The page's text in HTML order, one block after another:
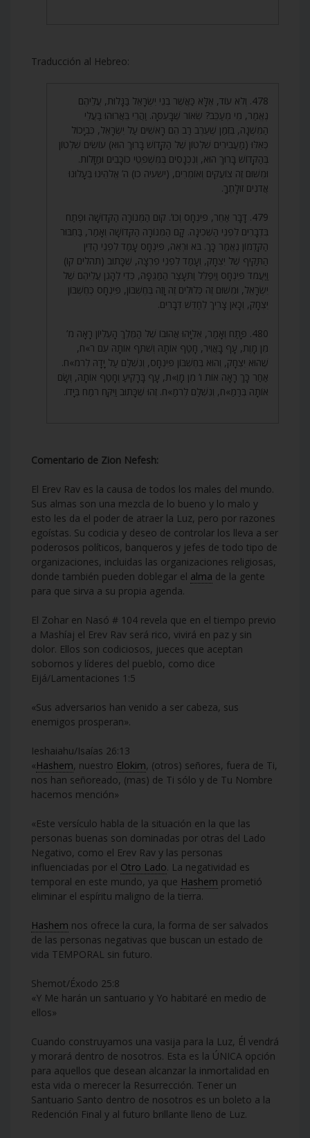
Traducción al Hebreo:
478. וְלֹא עוֹד, אֶלָּא כַּאֲשֶׁר בְּנֵי יִשְׂרָאֵל בַּגָּלוּת, עֲלֵיהֶם
נֶאֱמַר, מִי מְעַכֵּב? שְׂאוֹר שֶׁבָּעִסָּה. וַהֲרֵי בֵּאֲרוּהוּ בַּעֲלֵי
הַמִּשְׁנָה, בִּזְמַן שֶׁעֵרֶב רַב הֵם רָאשִׁים עַל יִשְׂרָאֵל, כִּבְיָכוֹל
כְּאִלּוּ (מַעֲבִירִים שִׁלְטוֹן שֶׁל הַקָּדוֹשׁ בָּרוּךְ הוּא) עוֹשִׂים שִׁלְטוֹן
בְּהַקָּדוֹשׁ בָּרוּךְ הוּא, וְנִכְנָסִים בְּמִשְׁפְּטֵי כוֹכָבִים וּמַזָּלוֹת.
וּמִשּׁוּם זֶה צוֹעֲקִים וְאוֹמְרִים, (ישעיה כו) ה’ אֱלֹהֵינוּ בְּעָלוּנוּ
אֲדֹנִים זוּלָתֶךָ.
479. דָּבָר אַחֵר, פִּינְחָס וְכוּ’. קוּם הַמְּנוֹרָה הַקְּדוֹשָׁה וּפְתַח
בִּדְבָרִים לִפְנֵי הַשְּׁכִינָה. קָם הַמְּנוֹרָה הַקְּדוֹשָׁה וְאָמַר, בַּחִבּוּר
הַקַּדְמוֹן נֶאֱמַר כָּךְ. בֹּא וּרְאֵה, פִּינְחָס עָמַד לִפְנֵי הַדִּין
הַתַּקִּיף שֶׁל יִצְחָק, וְעָמַד לִפְנֵי פִרְצָה, שֶׁכָּתוּב (תהלים קו)
וַיַּעֲמֹד פִּינְחָס וַיְפַלֵּל וַתֵּעָצַר הַמַּגֵּפָה, כְּדֵי לְהָגֵן עֲלֵיהֶם שֶׁל
יִשְׂרָאֵל, וּמִשּׁוּם זֶה כְּלוּלִים זֶה וָזֶה בְּחֶשְׁבּוֹן, פִּינְחָס כְּחֶשְׁבּוֹן
יִצְחָק, וְכָאן צָרִיךְ לְחַדֵּשׁ דְּבָרִים.
480. פָּתַח וְאָמַר, אֵלִיָּהוּ אֲהוּבוֹ שֶׁל הַמֶּלֶךְ הָעֶלְיוֹן רָאָה מ’
מִן מָוֶת, עָף בָּאֲוִיר, חָטַף אוֹתָהּ וְשִׁתֵּף אוֹתָהּ עִם ר»ח,
שֶׁהוּא יִצְחָק, וְהוּא בְּחֶשְׁבּוֹן פִּינְחָס, וְנִשְׁלַם עַל יָדָהּ לְרמ»ח.
אַחַר כָּךְ רָאָה אוֹת ו’ מִן מָוֶ»ת, עָף בָּרָקִיעַ וְחָטַף אוֹתָהּ, וְשָׂם
אוֹתָהּ בְּרַמַ»ח, וְנִשְׁלַם לְרֹמַ»ח. זֶהוּ שֶׁכָּתוּב וַיִּקַּח רֹמַח בְּיָדוֹ.
Comentario de Zion Nefesh:
El Erev Rav es la causa de todos los males del mundo.
Sus almas son una mezcla de lo bueno y lo malo y
esto les da el poder de atraer la Luz, pero por razones
egoístas. Su codicia y deseo de controlar los lleva a ser
poderosos políticos, banqueros y jefes de todo tipo de
organizaciones, incluidas las organizaciones religiosas,
donde también pueden doblegar el alma de la gente
para que sirva a su propia agenda.
El Zohar en Nasó # 104 revela que en el tiempo previo
a Mashíaj el Erev Rav será rico, vivirá en paz y sin
dolor. Ellos son codiciosos, jueces que aceptan
sobornos y líderes del pueblo, como dice
Eijá/Lamentaciones 1:5
«Sus adversarios han venido a ser cabeza, sus
enemigos prosperan».
Ieshaiahu/Isaías 26:13
«Hashem, nuestro Elokim, (otros) señores, fuera de Ti,
nos han señoreado, (mas) de Ti sólo y de Tu Nombre
hacemos mención»
«Este versículo habla de la situación en la que las
personas buenas son dominadas por otras del Lado
Negativo, como el Erev Rav y las personas
influenciadas por el Otro Lado. La negatividad es
temporal en este mundo, ya que Hashem prometió
eliminar el espíritu maligno de la tierra.
Hashem nos ofrece la cura, la forma de ser salvados
de las personas negativas que buscan un estado de
vida TEMPORAL sin futuro.
Shemot/Éxodo 25:8
«Y Me harán un santuario y Yo habitaré en medio de
ellos»
Cuando construyamos una vasija para la Luz, Él vendrá
y morará dentro de nosotros. Esta es la ÚNICA opción
para aquellos que desean alcanzar la inmortalidad en
esta vida o merecer la Resurrección. Tener un
Santuario Santo dentro de nosotros es un boleto a la
Redención Final y al futuro brillante lleno de Luz.